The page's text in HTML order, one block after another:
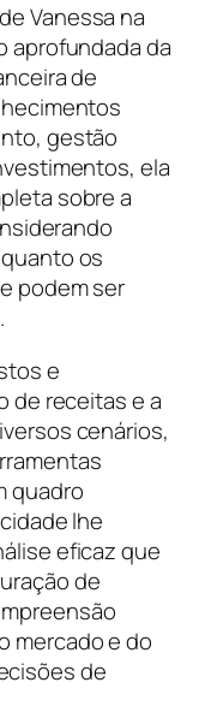
Vanessa na
aprofundada da
de
gestão
ela
sobre a
os
podem ser
e
de receitas e a
cenários,
quadro
lhe
eficaz que
de
mercado e do
de